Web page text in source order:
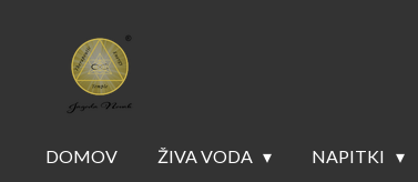
content
DOMOV ŽIVA VODA NAPITKI